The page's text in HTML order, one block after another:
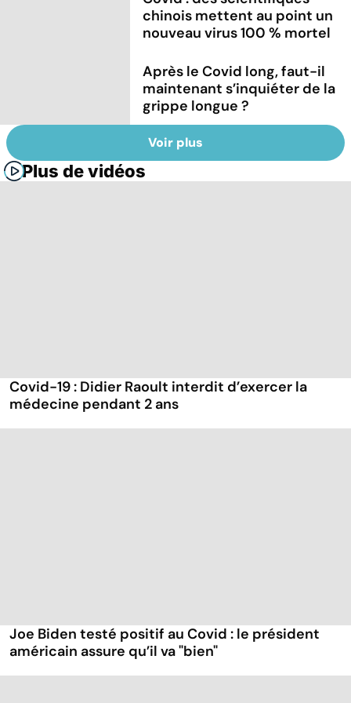
chinois mettent au point un
nouveau virus 100 % mortel
Après le Covid long, faut-il
maintenant s’inquiéter de la
grippe longue ?
Voir plus
Plus de vidéos
Covid-19 : Didier Raoult interdit d’exercer la
médecine pendant 2 ans
Joe Biden testé positif au Covid : le président
américain assure qu’il va "bien"